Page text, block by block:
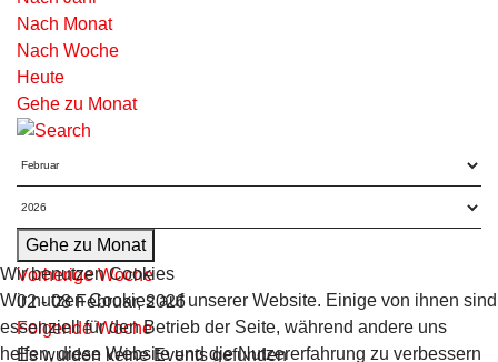
Nach Monat
Nach Woche
Heute
Gehe zu Monat
Gehe zu Monat
Vorherige Woche
02 - 08 Februar, 2026
Folgende Woche
Es wurden keine Events gefunden
Wir benutzen Cookies
Wir nutzen Cookies auf unserer Website. Einige von ihnen sind
essenziell für den Betrieb der Seite, während andere uns
helfen, diese Website und die Nutzererfahrung zu verbessern